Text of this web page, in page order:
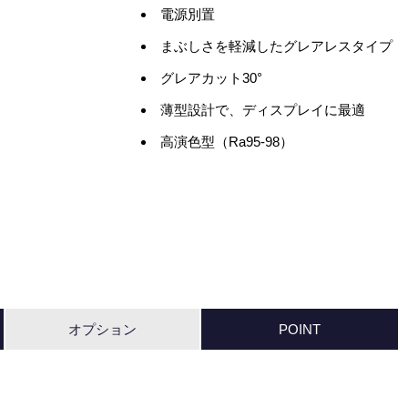
電源別置
まぶしさを軽減したグレアレスタイプ
グレアカット30°
薄型設計で、ディスプレイに最適
高演色型（Ra95-98）
オプション POINT